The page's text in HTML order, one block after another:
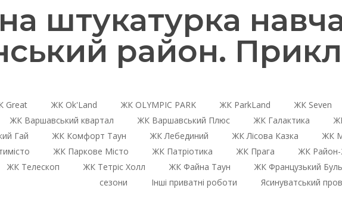
штукатурка
район.
Great ЖК Ok'Land ЖК OLYMPIC PARK ЖК ParkLand ЖК Seven
ЖК Варшавський квартал ЖК Варшавський Плюс ЖК Галактика
Гай ЖК Комфорт Таун ЖК Лебединий ЖК Лісова Казка ЖК
ЖК Паркове Місто ЖК Патріотика ЖК Прага ЖК
ЖК Телескоп ЖК Тетріс Холл ЖК Файна Таун ЖК Французький
сезони
Інші приватні роботи Ясинуватський